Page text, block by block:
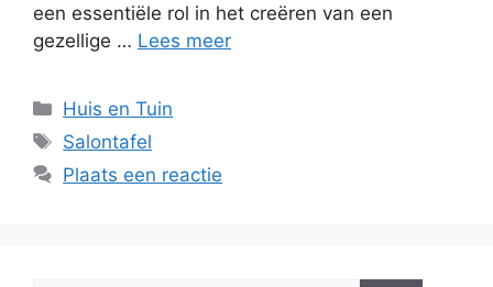
een essentiële rol in het creëren van een
gezellige … Lees meer
Categorieën
Huis en Tuin
Tags
Salontafel
Plaats een reactie